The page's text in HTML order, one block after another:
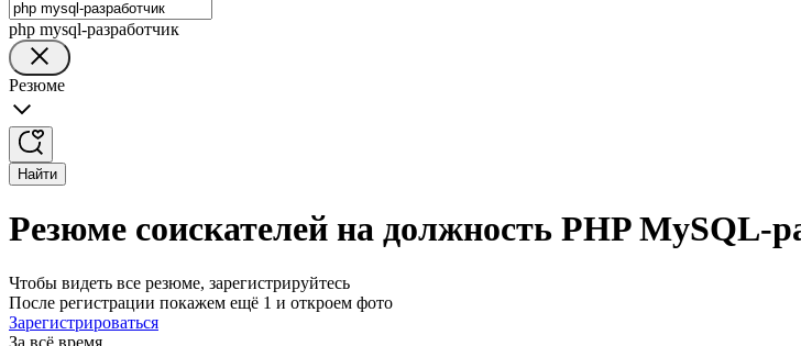
php mysql-разработчик
Резюме
Найти
Резюме соискателей на должность PHP MySQL-
Чтобы видеть все резюме, зарегистрируйтесь
После регистрации покажем ещё 1 и откроем фото
Зарегистрироваться
За всё время